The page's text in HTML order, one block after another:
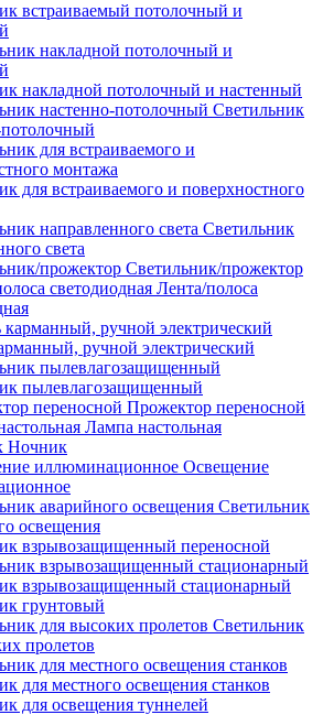
встраиваемый потолочный и
накладной потолочный и настенный
Светильник
для встраиваемого и поверхностного
Светильник
света
Светильник/прожектор
Лента/полоса
ручной электрический
пылевлагозащищенный
Прожектор переносной
Лампа настольная
Ночник
Освещение
Светильник
освещения
взрывозащищенный переносной
взрывозащищенный стационарный
грунтовый
Светильник
пролетов
для местного освещения станков
для освещения туннелей